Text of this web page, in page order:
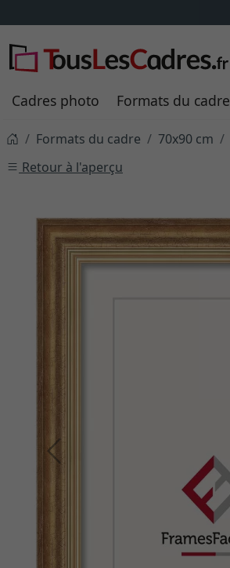
Cadres photo Formats du cadre
Formats du cadre 70x90 cm
Retour à l'aperçu
Retour